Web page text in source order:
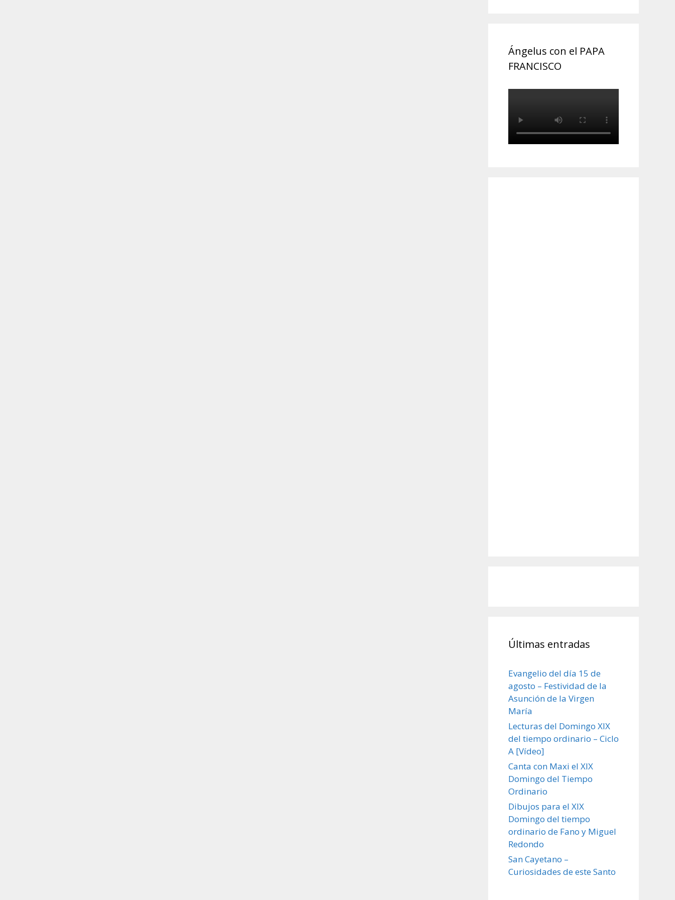
Ángelus con el PAPA
FRANCISCO
Últimas entradas
Evangelio del día 15 de
agosto – Festividad de la
Asunción de la Virgen
María
Lecturas del Domingo XIX
del tiempo ordinario – Ciclo
A [Vídeo]
Canta con Maxi el XIX
Domingo del Tiempo
Ordinario
Dibujos para el XIX
Domingo del tiempo
ordinario de Fano y Miguel
Redondo
San Cayetano –
Curiosidades de este Santo